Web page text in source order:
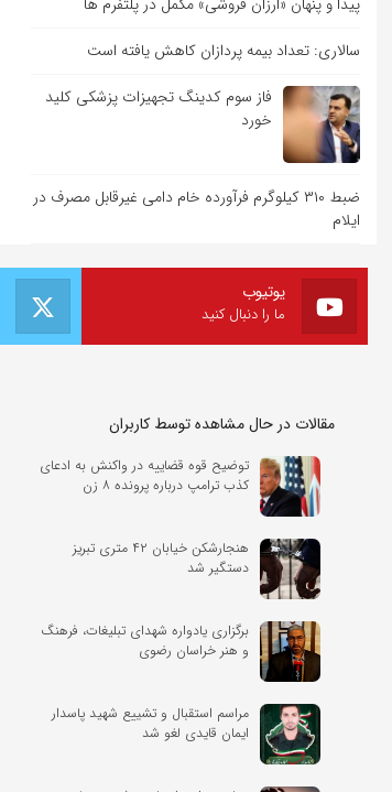
سالاری: تعداد بیمه پردازان کاهش یافته است
فاز سوم کدینگ تجهیزات پزشکی کلید
خورد
ضبط ۳۱۰ کیلوگرم فرآورده خام دامی غیرقابل مصرف در
ایلام
یوتیوب
ما را دنبال کنید
مقالات در حال مشاهده توسط کاربران
توضیح قوه قضاییه در واکنش به ادعای
کذب ترامپ درباره پرونده ۸ زن
هنجارشکن خیابان ۴۲ متری تبریز
دستگیر شد
برگزاری یادواره شهدای تبلیغات، فرهنگ
و هنر خراسان رضوی
مراسم استقبال و تشییع شهید پاسدار
ایمان قایدی لغو شد